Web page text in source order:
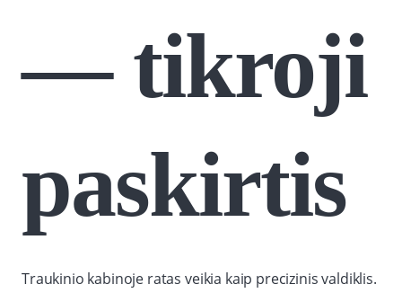
— tikroji
paskirtis
Traukinio kabinoje ratas veikia kaip precizinis valdiklis.